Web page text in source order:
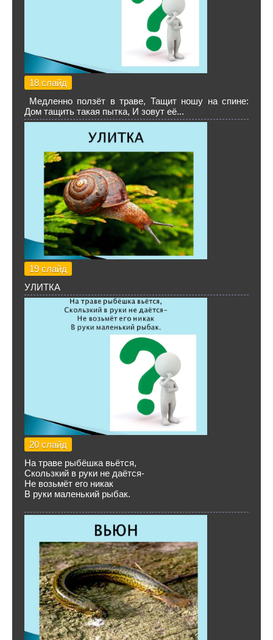
18 слайд
Медленно ползёт в траве, Тащит ношу на спине:
Дом тащить такая пытка, И зовут её...
19 слайд
УЛИТКА
20 слайд
На траве рыбёшка вьётся,
Скользкий в руки не даётся-
Не возьмёт его никак
В руки маленький рыбак.